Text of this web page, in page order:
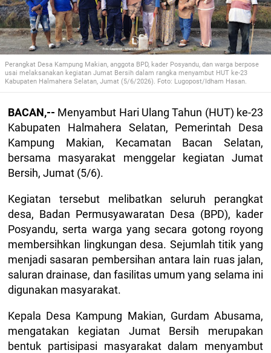
Perangkat Desa Kampung Makian, anggota BPD, kader Posyandu, dan warga berpose
usai melaksanakan kegiatan Jumat Bersih dalam rangka menyambut HUT ke-23
Kabupaten Halmahera Selatan, Jumat (5/6/2026). Foto: Lugopost/Idham Hasan.
BACAN,-- Menyambut Hari Ulang Tahun (HUT) ke-23
Kabupaten Halmahera Selatan, Pemerintah Desa
Kampung Makian, Kecamatan Bacan Selatan,
bersama masyarakat menggelar kegiatan Jumat
Bersih, Jumat (5/6).
Kegiatan tersebut melibatkan seluruh perangkat
desa, Badan Permusyawaratan Desa (BPD), kader
Posyandu, serta warga yang secara gotong royong
membersihkan lingkungan desa. Sejumlah titik yang
menjadi sasaran pembersihan antara lain ruas jalan,
saluran drainase, dan fasilitas umum yang selama ini
digunakan masyarakat.
Kepala Desa Kampung Makian, Gurdam Abusama,
mengatakan kegiatan Jumat Bersih merupakan
bentuk partisipasi masyarakat dalam menyambut